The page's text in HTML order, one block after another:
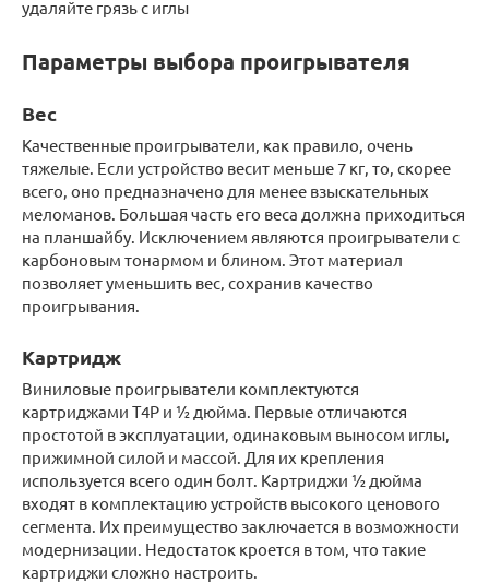
удаляйте грязь с иглы
Параметры выбора проигрывателя
Вес
Качественные проигрыватели, как правило, очень
тяжелые. Если устройство весит меньше 7 кг, то, скорее
всего, оно предназначено для менее взыскательных
меломанов. Большая часть его веса должна приходиться
на планшайбу. Исключением являются проигрыватели с
карбоновым тонармом и блином. Этот материал
позволяет уменьшить вес, сохранив качество
проигрывания.
Картридж
Виниловые проигрыватели комплектуются
картриджами T4P и ½ дюйма. Первые отличаются
простотой в эксплуатации, одинаковым выносом иглы,
прижимной силой и массой. Для их крепления
используется всего один болт. Картриджи ½ дюйма
входят в комплектацию устройств высокого ценового
сегмента. Их преимущество заключается в возможности
модернизации. Недостаток кроется в том, что такие
картриджи сложно настроить.